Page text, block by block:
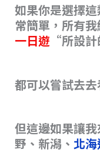
如果你是選擇
常簡單，所有
一日遊 “所設
都可以嘗試去去
但這邊如果讓
野、新潟、 北